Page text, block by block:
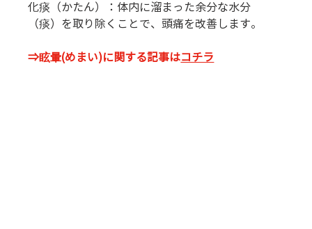
化痰（かたん）：体内に溜まった余分な水分
（痰）を取り除くことで、頭痛を改善します。
⇒眩暈(めまい)に関する記事はコチラ